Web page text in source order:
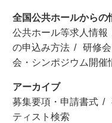
全国公共ホールからの
公共ホール等求人情報
の申込み方法
研修
会・シンポジウム開催
アーカイブ
募集要項・申請書式
ティスト検索